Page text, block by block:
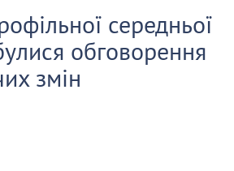
середньої
обговорення
змін